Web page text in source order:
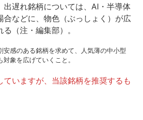
出遅れ銘柄については、AI・半導体
合などに、物色（ぶっしょく）が広
（注・編集部）。
安感のある銘柄を求めて、人気薄の中小型
象を広げていくこと。
いますが、当該銘柄を推奨するも